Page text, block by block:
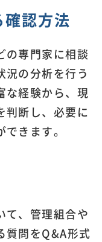
認方法
の専門家に相談
況の分析を行う
な経験から、現
判断し、必要に
きます。
て、管理組合や
質問をQ&A形式